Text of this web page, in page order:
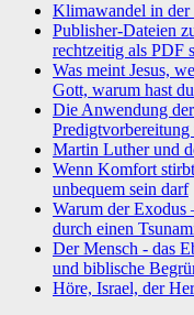
Klimawandel in
Publisher-Dateien
rechtzeitig als PDF
Was meint Jesus,
Gott, warum hast
Die Anwendung
Martin Luther und
Wenn Komfort
unbequem sein darf
Warum der Exodus
durch einen
Der Mensch - das
und biblische
Höre, Israel, der